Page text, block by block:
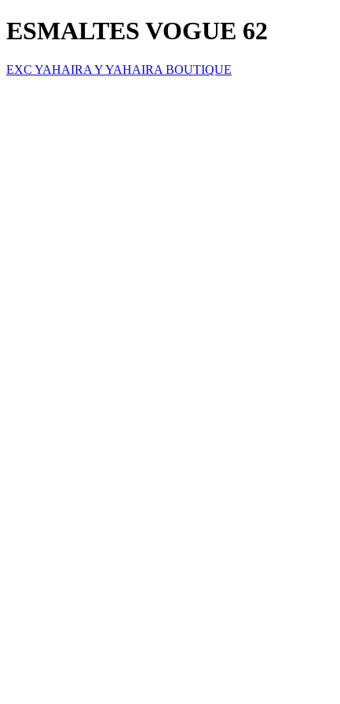
ESMALTES VOGUE 62
EXC YAHAIRA Y YAHAIRA BOUTIQUE